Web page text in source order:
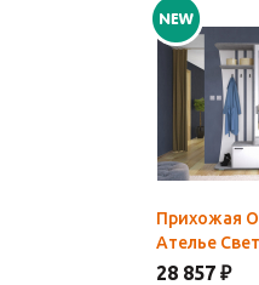
Прихожая
Ателье
28 857 ₽